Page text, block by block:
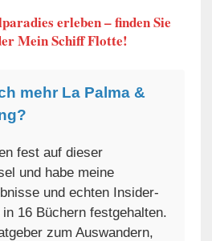
erleben – finden Sie
Mein Schiff Flotte!
mehr La Palma &
fest auf dieser
und habe meine
und echten Insider-
16 Büchern festgehalten.
zum Auswandern,